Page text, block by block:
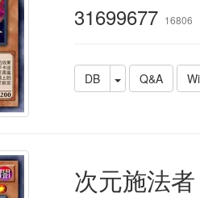
31699677 16806
DB Q&A
次元施法者